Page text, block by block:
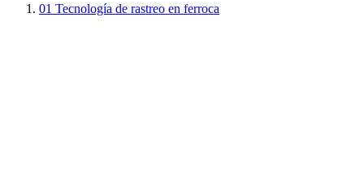
01 Tecnología de rastreo en ferroca